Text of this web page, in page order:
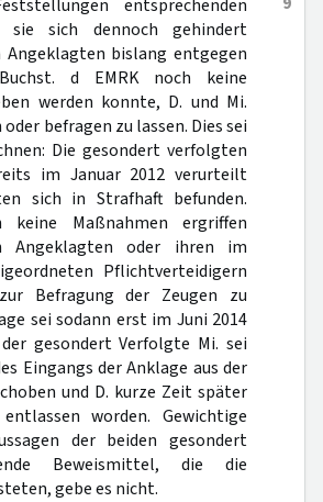
entsprechenden
sie sich dennoch gehindert
Angeklagten bislang entgegen
d EMRK noch keine
werden konnte, D. und Mi.
befragen zu lassen. Dies sei
Die gesondert verfolgten
im Januar 2012 verurteilt
sich in Strafhaft befunden.
keine Maßnahmen ergriffen
Angeklagten oder ihren im
Pflichtverteidigern
Befragung der Zeugen zu
sei sodann erst im Juni 2014
gesondert Verfolgte Mi. sei
Eingangs der Anklage aus der
und D. kurze Zeit später
worden. Gewichtige
der beiden gesondert
Beweismittel, die die
gebe es nicht.